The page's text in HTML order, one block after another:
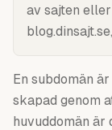
av sajten
En subdomän
skapad genom
huvuddomän är